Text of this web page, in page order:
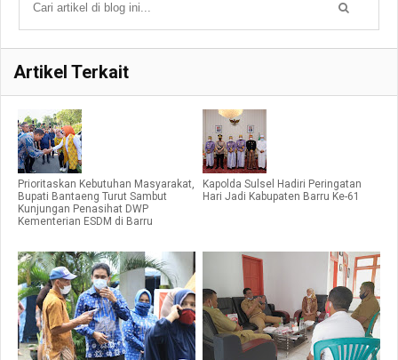
Artikel Terkait
Prioritaskan Kebutuhan Masyarakat,
Bupati Bantaeng Turut Sambut
Kunjungan Penasihat DWP
Kementerian ESDM di Barru
Kapolda Sulsel Hadiri Peringatan
Hari Jadi Kabupaten Barru Ke-61